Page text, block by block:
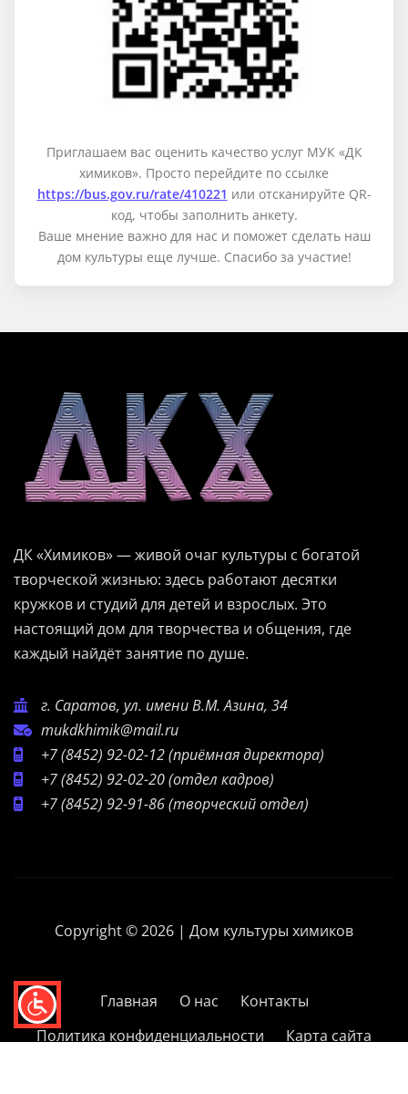
Приглашаем вас оценить качество услуг МУК «ДК
химиков». Просто перейдите по ссылке
https://bus.gov.ru/rate/410221 или отсканируйте QR-
код, чтобы заполнить анкету.
Ваше мнение важно для нас и поможет сделать наш
дом культуры еще лучше. Спасибо за участие!
ДК «Химиков» — живой очаг культуры с богатой
творческой жизнью: здесь работают десятки
кружков и студий для детей и взрослых. Это
настоящий дом для творчества и общения, где
каждый найдёт занятие по душе.
г. Саратов, ул. имени В.М. Азина, 34
mukdkhimik@mail.ru
+7 (8452) 92-02-12(приёмная директора)
+7 (8452) 92-02-20(отдел кадров)
+7 (8452) 92-91-86(творческий отдел)
Copyright © 2026 | Дом культуры химиков
Главная О нас
Контакты
Политика конфиденциальности
Карта сайта